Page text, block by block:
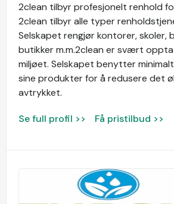
2clean tilbyr profesjonelt renhold
2clean tilbyr alle typer
Selskapet rengjør kontorer, skoler,
butikker m.m.2clean er svært
miljøet. Selskapet benytter
sine produkter for å redusere det
avtrykket.
Se full profil >> Få pristilbud >>